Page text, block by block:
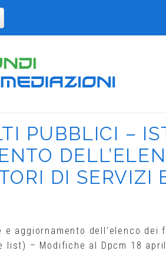
PUBBLICI –
DI SERVIZI
aggiornamento dell’elenco
list) – Modifiche al Dpcm 18